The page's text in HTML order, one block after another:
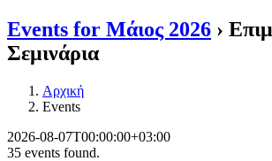
Events for Μάιος 2026 ›
Σεμινάρια
Αρχική
Events
2026-08-07T00:00:00+03:00
35 events found.